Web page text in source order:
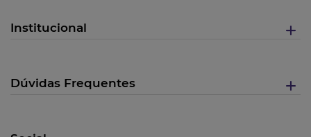
Institucional
Dúvidas Frequentes